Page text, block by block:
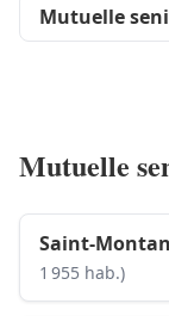
Mutuelle
Mutuelle
Saint-Montan
1 955 hab.)